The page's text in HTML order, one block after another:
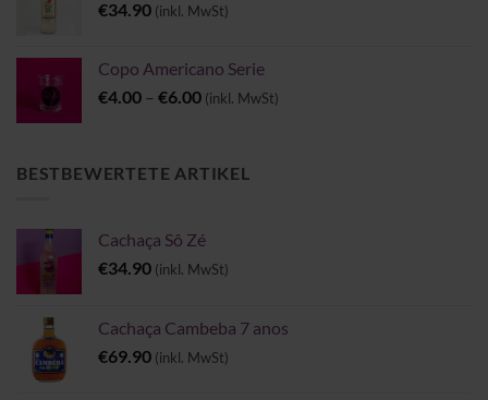
€34.90 (inkl. MwSt)
Copo Americano Serie
€4.00 – €6.00Preisspanne:
€6.00
(inkl. MwSt)
BESTBEWERTETE ARTIKEL
Cachaça Sô Zé
€34.90 (inkl. MwSt)
Cachaça Cambeba 7 anos
€69.90 (inkl. MwSt)